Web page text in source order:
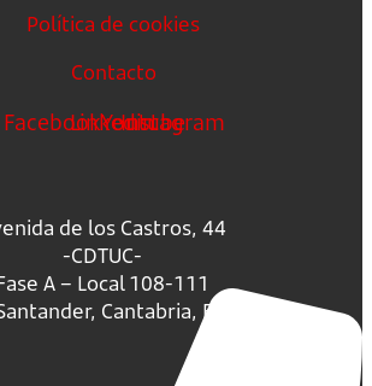
Política de cookies
Contacto
FacebookLinkedin
Youtube
Instagram
de los Castros, 44
-CDTUC-
A – Local 108-111
Cantabria, España.